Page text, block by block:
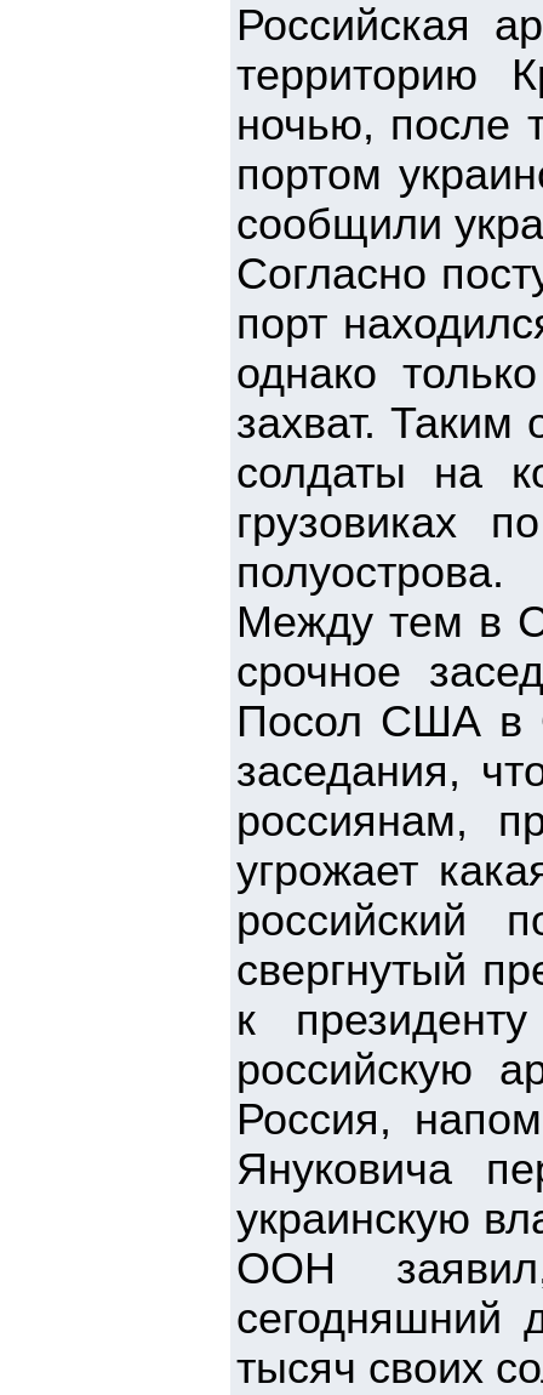
Российская
территорию
ночью, после
портом
сообщили
Согласно
порт
однако
захват.
солдаты на
грузовиках
полуострова.
Между тем в
срочное
Посол США в
заседания,
россиянам,
угрожает
российский
свергнутый
к
российскую
Россия,
Януковича
украинскую
ООН
сегодняшний
тысяч своих